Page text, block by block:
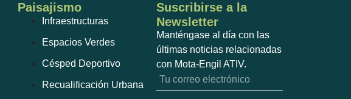
Paisajismo
Infraestructuras
Espacios Verdes
Césped Deportivo
Recualificación Urbana
Suscribirse a la
Newsletter
Manténgase al día con las
últimas noticias relacionadas
con Mota-Engil ATIV.